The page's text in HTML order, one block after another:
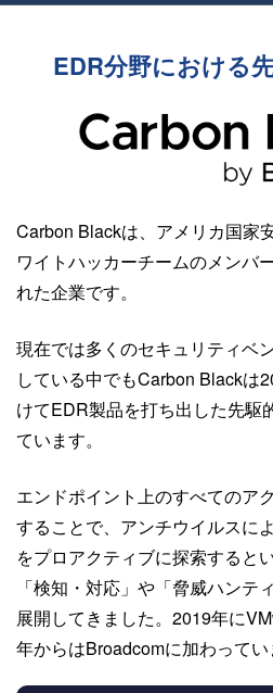
EDR分野における
Carbon Blackは、アメリカ国家
ワイトハッカーチームのメンバ
れた企業です。
現在では多くのセキュリティベ
している中でもCarbon Blackは
けてEDR製品を打ち出した先駆
ています。
エンドポイント上のすべてのア
することで、アンチウイルスに
をプロアクティブに探索すると
「検知・対応」や「脅威ハンテ
展開してきました。2019年に
年からはBroadcomに加わってい